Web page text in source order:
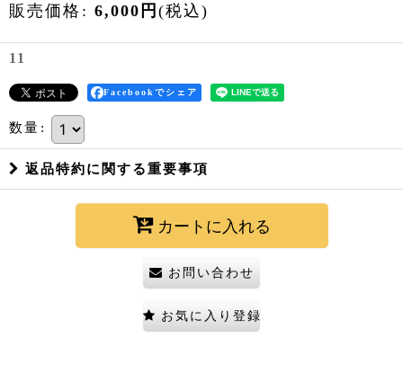
販売価格 : 6,000 円 (税込)
11
Facebookでシェア
数量 :
返品特約に関する重要事項
カートに入れる
お問い合わせ
お気に入り登録